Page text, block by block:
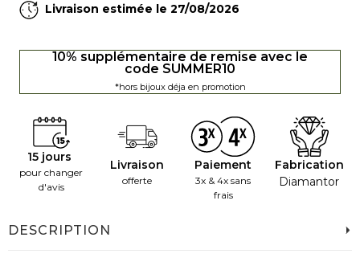
Livraison estimée le 27/08/2026
10% supplémentaire de remise avec le
code SUMMER10
*hors bijoux déja en promotion
15 jours
pour changer
d'avis
Livraison
offerte
Paiement
3x & 4x sans
frais
Fabrication
Diamantor
DESCRIPTION